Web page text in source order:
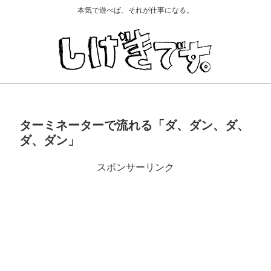
本気で遊べば、それが仕事になる。
ターミネーターで流れる「ダ、ダン、ダ、
ダ、ダン」
スポンサーリンク